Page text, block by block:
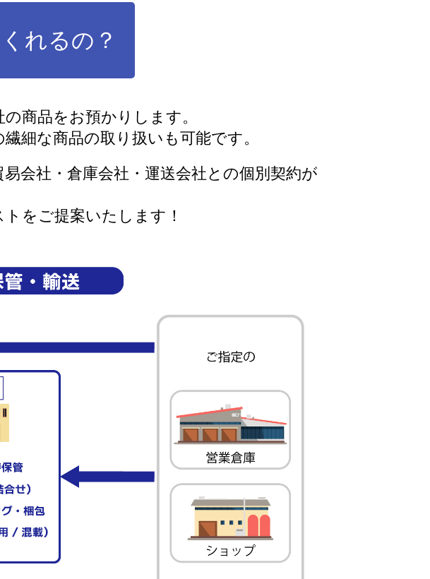
れるの？
商品をお預かりします。
細な商品の取り扱いも可能です。
会社・倉庫会社・運送会社との個別契約が
をご提案いたします！